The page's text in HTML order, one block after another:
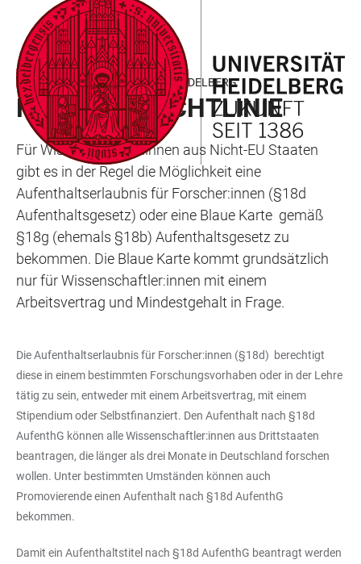
LINKS
ZUR
BARRIEREFREIHEIT
ZUM
HAUPTINHALT
HAUPTNAVIGATION
ÖFFNEN
WEBSEITENSUCHE
ÖFFNEN
ARBEITEN UND FORSCHEN IN HEIDELBERG
FORSCHERRICHTLINIE
Für Wissenschaftler:innen aus Nicht-EU Staaten
gibt es in der Regel die Möglichkeit eine
Aufenthaltserlaubnis für Forscher:innen (§18d
Aufenthaltsgesetz) oder eine Blaue Karte gemäß
§18g (ehemals §18b) Aufenthaltsgesetz zu
bekommen. Die Blaue Karte kommt grundsätzlich
nur für Wissenschaftler:innen mit einem
Arbeitsvertrag und Mindestgehalt in Frage.
Die Aufenthaltserlaubnis für Forscher:innen (§18d) berechtigt
diese in einem bestimmten Forschungsvorhaben oder in der Lehre
tätig zu sein, entweder mit einem Arbeitsvertrag, mit einem
Stipendium oder Selbstfinanziert. Den Aufenthalt nach §18d
AufenthG können alle Wissenschaftler:innen aus Drittstaaten
beantragen, die länger als drei Monate in Deutschland forschen
wollen. Unter bestimmten Umständen können auch
Promovierende einen Aufenthalt nach §18d AufenthG
bekommen.
Damit ein Aufenthaltstitel nach §18d AufenthG beantragt werden